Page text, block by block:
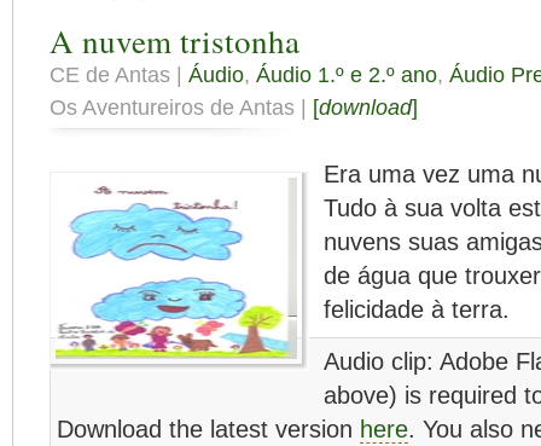
A nuvem tristonha
CE de Antas | Áudio, Áudio 1.º e 2.º ano, Áudio
Os Aventureiros de Antas | [download]
Era uma vez uma
Tudo à sua volta
nuvens suas
de água que
felicidade à terra.
Audio clip: Adobe
above) is required
Download the latest version here. You also